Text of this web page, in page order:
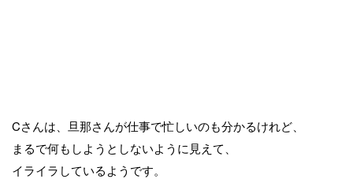
Cさんは、旦那さんが仕事で忙しいのも分かるけれど、
まるで何もしようとしないように見えて、
イライラしているようです。